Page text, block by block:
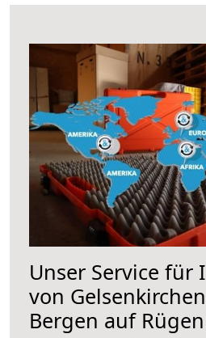
Unser Service für
von
Bergen auf Rügen